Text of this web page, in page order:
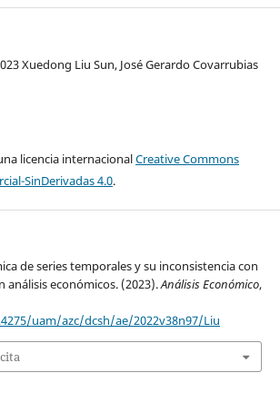
Xuedong Liu Sun, José Gerardo Covarrubias
licencia internacionalCreative Commons
SinDerivadas 4.0.
de series temporales y su inconsistencia con
análisis económicos. (2023).Análisis Económico,
uam/azc/dcsh/ae/2022v38n97/Liu